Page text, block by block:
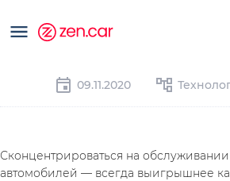
09.11.2020
Сконцентрироваться на
автомобилей — всегда выигрышнее